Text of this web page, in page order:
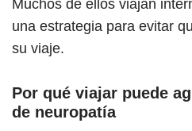
Muchos de ellos viajan
una estrategia para evitar
su viaje.
Por qué viajar puede
de neuropatía